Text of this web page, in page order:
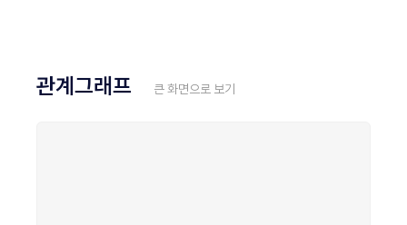
관계그래프 큰 화면으로 보기